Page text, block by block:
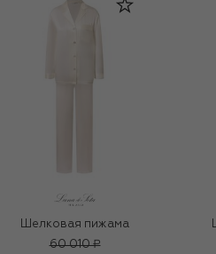
Шелковая пижама
60 010 ₽